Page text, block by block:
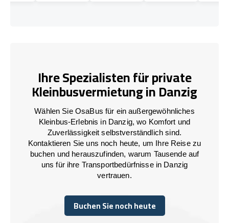
Ihre Spezialisten für private
Kleinbusvermietung in Danzig
Wählen Sie OsaBus für ein außergewöhnliches
Kleinbus-Erlebnis in Danzig, wo Komfort und
Zuverlässigkeit selbstverständlich sind.
Kontaktieren Sie uns noch heute, um Ihre Reise zu
buchen und herauszufinden, warum Tausende auf
uns für ihre Transportbedürfnisse in Danzig
vertrauen.
Buchen Sie noch heute
Buchen Sie noch heute